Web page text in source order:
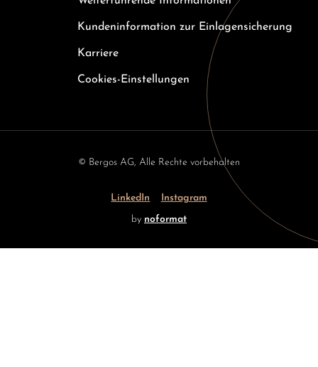
Kundeninformation zur Einlagensicherung
Karriere
Cookies-Einstellungen
© Bergos AG, Alle Rechte vorbehalten
LinkedIn
Instagram
by noformat